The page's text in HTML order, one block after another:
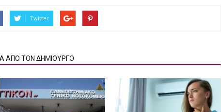
Twitter
ΑΠΟ ΤΟΝ ΔΗΜΙΟΥΡΓΟ